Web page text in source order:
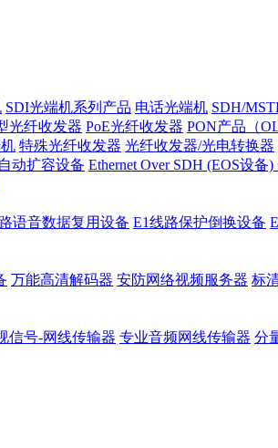
SDI光端机系列产品 电话光端机 SDH/
光纤收发器 PoE光纤收发器 PON产品（
特殊光纤收发器 光纤收发器/光电转换器
动扩容设备 Ethernet Over SDH (EOS设备)
语音数据复用设备 E1线路保护倒换设备
万能高清解码器 安防网络视频服务器 标
信号-网线传输器 专业音频网线传输器 分